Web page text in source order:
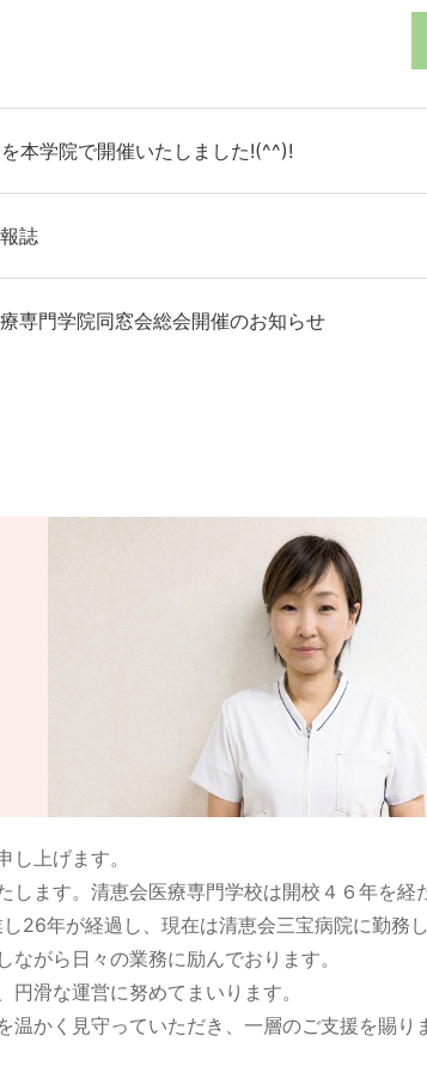
本学院で開催いたしました!(^^)!
誌
専門学院同窓会総会開催のお知らせ
上げます。
ます。清恵会医療専門学校は開校４６年を経
26年が経過し、現在は清恵会三宝病院に勤務
がら日々の業務に励んでおります。
滑な運営に努めてまいります。
かく見守っていただき、一層のご支援を賜り